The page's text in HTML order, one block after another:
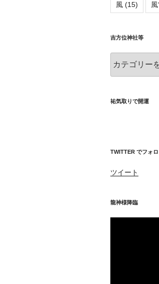
風(15)
吉方位神社等
方
社
祐気取りで開運
TWITTER でフォ
ツイート
龍神様降臨